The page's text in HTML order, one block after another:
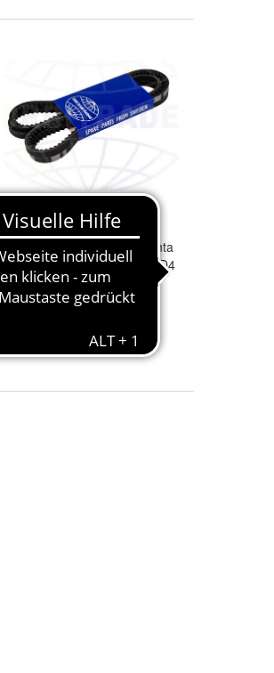
OrbitradeKeilriemen
Lichtmaschinefür Volvo Penta
Motoren 2er Set D30, D31, D4
35,90 €